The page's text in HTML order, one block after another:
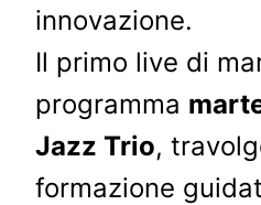
innovazione.
Il primo live di
programma
Jazz Trio,
formazione